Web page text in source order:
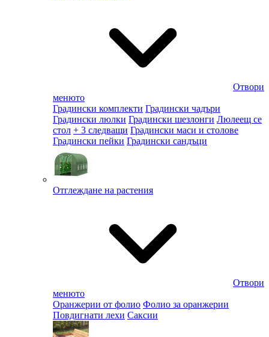
Отвори
менюто
Градински комплекти Градински чадъри
Градински люлки Градински шезлонги Люлеещ се
стол + 3 следващи Градински маси и столове
Градински пейки Градински сандъци
Отглеждане на растения
Отвори
менюто
Оранжерии от фолио Фолио за оранжерии
Повдигнати лехи Саксии